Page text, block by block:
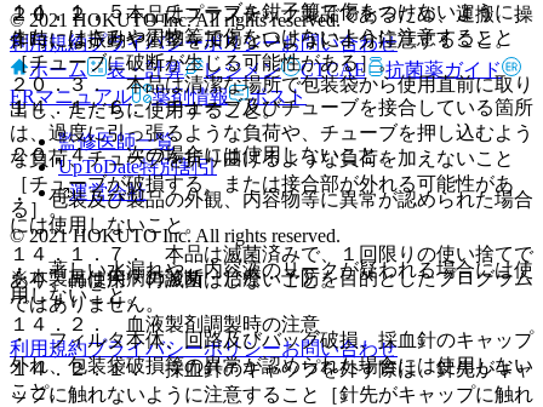
２０．２． 本品はプラスチック製品であるため、運搬、操
作時には振動や衝撃を加えないように十分注意すること。
２０．３． 本品は清潔な場所で包装袋から使用直前に取り
出し、ただちに使用すること。
２０．４． 次の場合には使用しないこと。
・ 包装及び製品の外観、内容物等に異常が認められた場合
には使用しないこと。
・ 著しい水漏れや、内容液のリークが疑われる場合には使
用しないこと。
・ フィルタ本体、回路及びバッグ破損、採血針のキャップ
外れ、包装袋破損等の異常が認められた場合には使用しない
こと。
１４．１．５． チューブを鉗子等で傷をつけないように、
また、はさみや刃物等で傷をつけないように注意すること
［チューブに破断が生じる可能性がある］。
１４．１．６． チューブ及びチューブを接合している箇所
は、過度に引っ張るような負荷や、チューブを押し込むよう
な負荷、チューブを折り曲げるような負荷を加えないこと
［チューブが破損する、または接合部が外れる可能性があ
る］。
１４．１．７． 本品は滅菌済みで、１回限りの使い捨てで
あり、再使用・再滅菌はしないこと。
１４．２． 血液製剤調製時の注意
１４．２．１． 採血針のキャップを外す際は、針先がキャ
ップに触れないように注意すること［針先がキャップに触れ
© 2021 HOKUTO Inc. All rights reserved.
利用規約プライバシーポリシーお問い合わせ
ホーム
表・計算 レジメン CTCAE
抗菌薬ガイド
ERマニュアル
薬剤情報 ポスト
監修医師一覧
UpToDate特別割引
運営会社
© 2021 HOKUTO Inc. All rights reserved.
※本製品は疾病の診断・治療・予防を目的としたプログラム
ではありません。
利用規約プライバシーポリシーお問い合わせ